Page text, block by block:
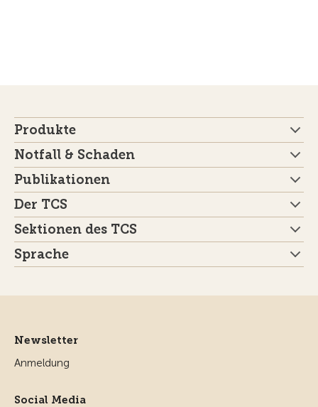
Produkte
Notfall & Schaden
Publikationen
Der TCS
Sektionen des TCS
Sprache
Newsletter
Anmeldung
Social Media